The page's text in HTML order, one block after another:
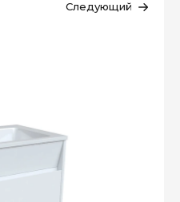
Следующий